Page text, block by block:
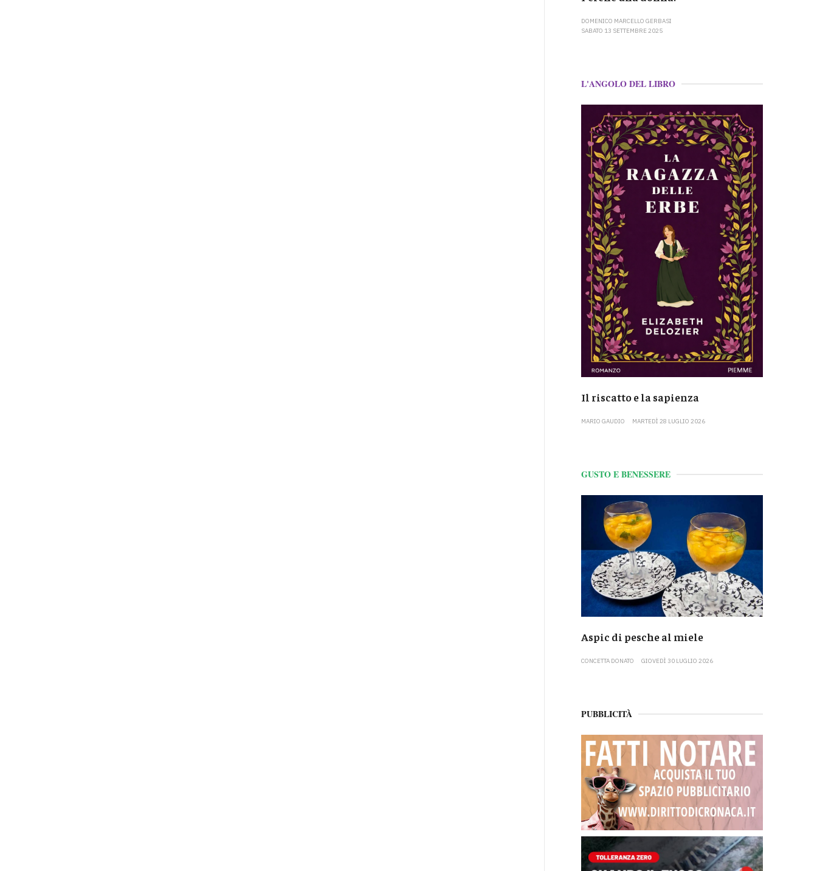
DOMENICO MARCELLO GERBASI
SABATO 13 SETTEMBRE 2025
L'ANGOLO DEL LIBRO
Il riscatto e la sapienza
MARIO GAUDIO MARTEDÌ 28 LUGLIO 2026
GUSTO E BENESSERE
Aspic di pesche al miele
CONCETTA DONATO GIOVEDÌ 30 LUGLIO 2026
PUBBLICITÀ